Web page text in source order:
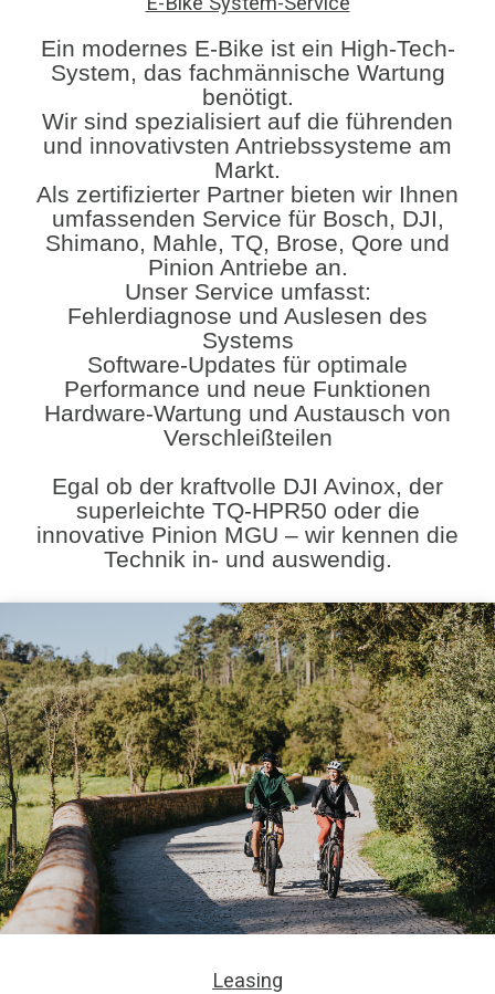
Ein modernes E-Bike ist ein High-Tech-
System, das fachmännische Wartung
benötigt.
Wir sind spezialisiert auf die führenden
und innovativsten Antriebssysteme am
Markt.
​Als zertifizierter Partner bieten wir Ihnen
umfassenden Service für Bosch, DJI,
Shimano, Mahle, TQ, Brose, Qore und
Pinion Antriebe an.
Unser Service umfasst:
​Fehlerdiagnose und Auslesen des
Systems
​Software-Updates für optimale
Performance und neue Funktionen
Hardware-Wartung und Austausch von
Verschleißteilen
Egal ob der kraftvolle DJI Avinox, der
superleichte TQ-HPR50 oder die
innovative Pinion MGU – wir kennen die
Technik in- und auswendig.
Leasing